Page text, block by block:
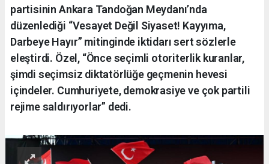
partisinin Ankara Tandoğan Meydanı’nda
düzenlediği “Vesayet Değil Siyaset! Kayyıma,
Darbeye Hayır” mitinginde iktidarı sert sözlerle
eleştirdi. Özel, “Önce seçimli otoriterlik kuranlar,
şimdi seçimsiz diktatörlüğe geçmenin hevesi
içindeler. Cumhuriyete, demokrasiye ve çok partili
rejime saldırıyorlar” dedi.